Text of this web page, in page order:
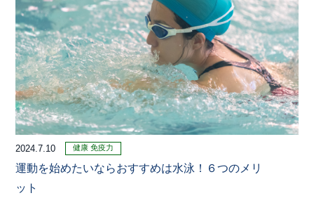
2024.7.10 健康 免疫力
運動を始めたいならおすすめは水泳！６つのメリ
ット